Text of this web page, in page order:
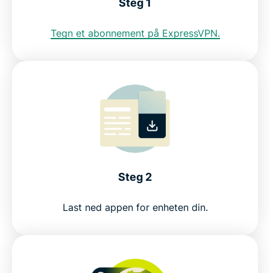
Servere over hele verden
Steg 1
Tegn et abonnement på ExpressVPN.
Steg 2
Last ned appen for enheten din.